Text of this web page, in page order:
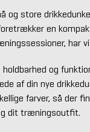
og store
en
og
af din nye
farver, så der